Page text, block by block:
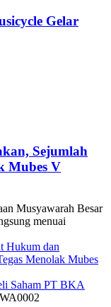
Gelar
Sejumlah
Mubes V
Musyawarah Besar
menuai
Hukum dan
Menolak Mubes
Saham PT BKA